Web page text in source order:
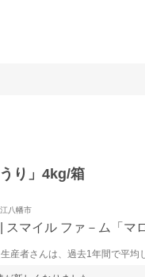
り」4kg/箱
八幡市
スマイル ファ－ム「マ
産者さんは、過去1年間で平均